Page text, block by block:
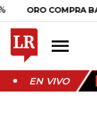
ORO COMPRA BANCO
EN VIVO